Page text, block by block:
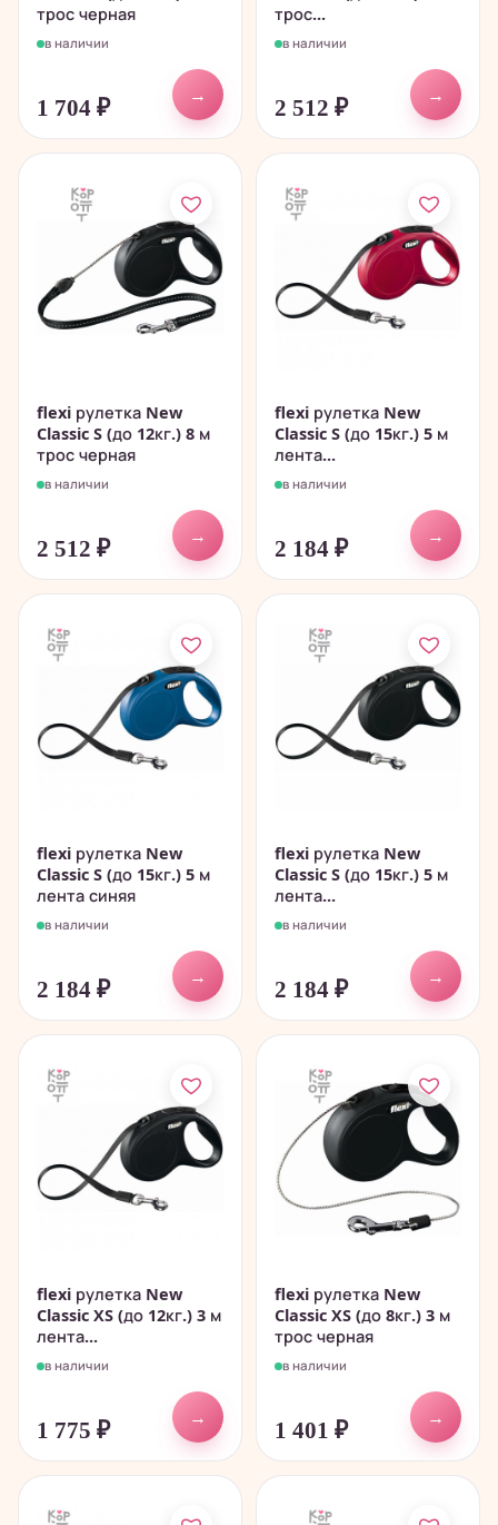
трос черная
в наличии
1 704 ₽
→
трос...
в наличии
2 512 ₽
→
flexi рулетка New
Classic S (до 12кг.) 8 м
трос черная
в наличии
2 512 ₽
→
flexi рулетка New
Classic S (до 15кг.) 5 м
лента...
в наличии
2 184 ₽
→
flexi рулетка New
Classic S (до 15кг.) 5 м
лента синяя
в наличии
2 184 ₽
→
flexi рулетка New
Classic S (до 15кг.) 5 м
лента...
в наличии
2 184 ₽
→
flexi рулетка New
Classic XS (до 12кг.) 3 м
лента...
в наличии
1 775 ₽
→
flexi рулетка New
Classic XS (до 8кг.) 3 м
трос черная
в наличии
1 401 ₽
→